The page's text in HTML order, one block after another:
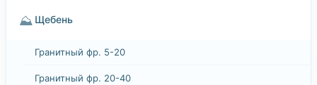
⛰️ Щебень
Гранитный фр. 5-20
Гранитный фр. 20-40